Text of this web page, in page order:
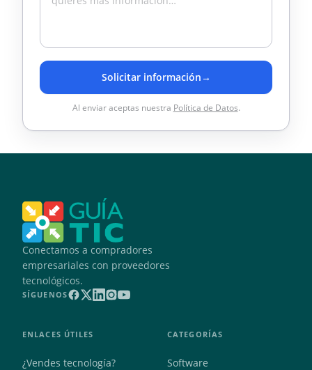
Solicitar información→
Al enviar aceptas nuestra Política de Datos.
Conectamos a compradores
empresariales con proveedores
tecnológicos.
SÍGUENOS
ENLACES ÚTILES
¿Vendes tecnología?
CATEGORÍAS
Software